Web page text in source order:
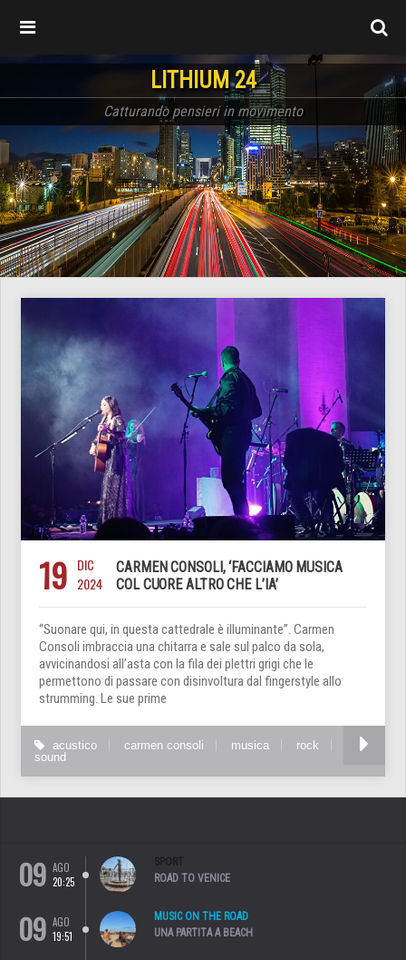
LITHIUM 24
Catturando pensieri in movimento
19 DIC
2024
CARMEN CONSOLI, ‘FACCIAMO MUSICA
COL CUORE ALTRO CHE L’IA’
“Suonare qui, in questa cattedrale è illuminante”. Carmen
Consoli imbraccia una chitarra e sale sul palco da sola,
avvicinandosi all’asta con la fila dei plettri grigi che le
permettono di passare con disinvoltura dal fingerstyle allo
strumming. Le sue prime
acustico carmen consoli musica
rock
sound
09 AGO
20:25
SPORT
ROAD TO VENICE
09 AGO
19:51
MUSIC ON THE ROAD
UNA PARTITA A BEACH